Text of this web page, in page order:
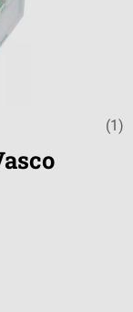
Note (1)